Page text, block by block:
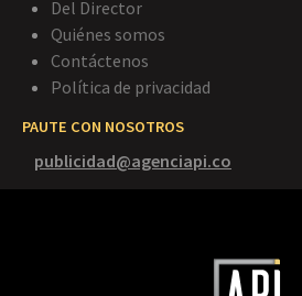
Del Director
Quiénes somos
Contáctenos
Política de privacidad
PAUTE CON NOSOTROS
publicidad@agenciapi.co